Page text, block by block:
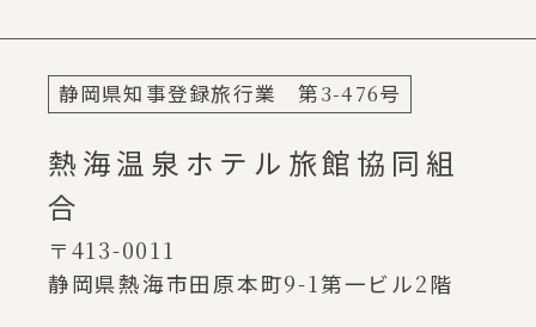
静岡県知事登録旅行業 第3-476号
熱海温泉ホテル旅館協同組
合
〒413-0011
静岡県熱海市田原本町9-1 第一ビル2階